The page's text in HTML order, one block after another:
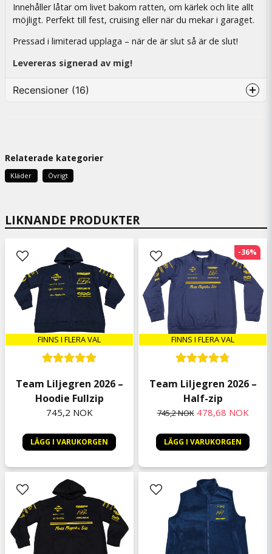
Innehåller låtar om livet bakom ratten, om kärlek och lite allt
möjligt. Perfekt till fest, cruising eller när du mekar i garaget.
Pressad i limiterad upplaga – när de är slut så är de slut!
Levereras signerad av mig!
Recensioner (16)
Roger
6 dager siden
Mikael
Anonym
6 måneder siden
Jörgen
7 måneder siden
Den är bra.Har hört på den i bilen många
gånger om igen
Gabriel
Monika
8 måneder siden
Snabb leverans och toppen bra paketerat
Ann-Sofie
9 måneder siden
Sebastian
9 måneder siden
Gitte
9 måneder siden
Du sjunger som en kung👍🏻👍🏻
LIKNANDE PRODUKTER
FINNS I FLERA VAL
Team Liljegren 2026 –
Hoodie Fullzip
745,2 NOK
LÄGG I VARUKORGEN
FINNS I FLERA VAL
Team Liljegren 2026 –
Half-zip
745,2 NOK 478,68 NOK
LÄGG I VARUKORGEN
-36%
Relaterade kategorier
Kläder Övrigt